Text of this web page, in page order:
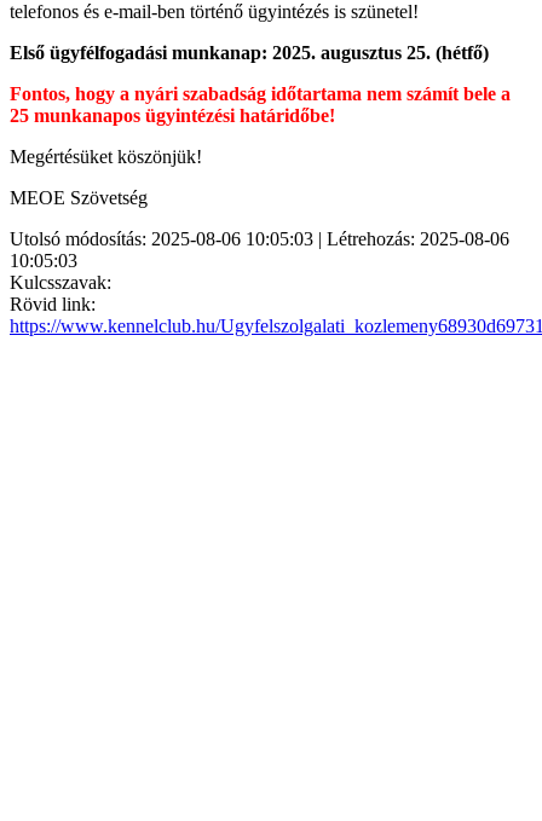
telefonos és e-mail-ben történő ügyintézés is szünetel!
Első ügyfélfogadási munkanap: 2025. augusztus 25. (hétfő)
Fontos, hogy a nyári szabadság időtartama nem számít bele a
25 munkanapos ügyintézési határidőbe!
Megértésüket köszönjük!
MEOE Szövetség
Utolsó módosítás: 2025-08-06 10:05:03 | Létrehozás: 2025-08-06
10:05:03
Kulcsszavak:
Rövid link:
https://www.kennelclub.hu/